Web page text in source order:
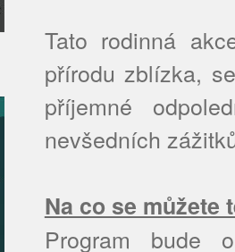
Tato rodinná
přírodu zblízka,
příjemné
nevšedních
Na co se můžete
Program bude